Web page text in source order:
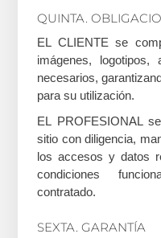
QUINTA.
EL CLIENTE se
imágenes,
necesarios,
para su utilización.
EL PROFESIONAL
sitio con diligencia,
los accesos y datos
condiciones
contratado.
SEXTA. GARANTÍA